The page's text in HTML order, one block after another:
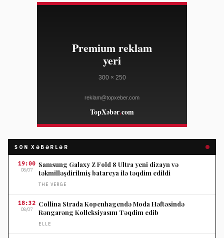
SON XƏBƏRLƏR
19:00
08/07
Samsung Galaxy Z Fold 8 Ultra yeni dizayn və
təkmilləşdirilmiş batareya ilə təqdim edildi
THE VERGE
18:32
08/07
Collina Strada Kopenhagendə Moda Həftəsində
Rəngarəng Kolleksiyasını Təqdim edib
ELLE